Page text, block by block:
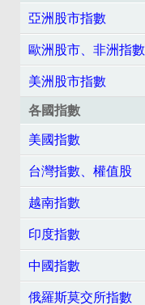
亞洲股市指數
歐洲股市、非洲指數
美洲股市指數
各國指數
美國指數
台灣指數、權值股
越南指數
印度指數
中國指數
俄羅斯莫交所指數